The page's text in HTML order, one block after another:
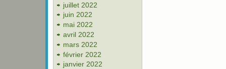
juillet 2022
juin 2022
mai 2022
avril 2022
mars 2022
février 2022
janvier 2022